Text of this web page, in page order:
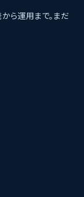
ら運用まで。まだ